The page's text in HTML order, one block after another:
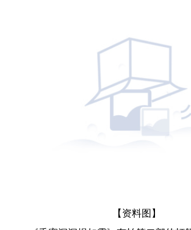
【资料图】